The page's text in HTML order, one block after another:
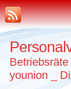
younion _